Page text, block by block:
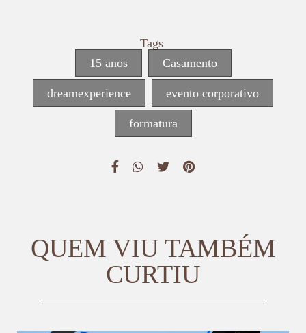
Tags
15 anos
Casamento
dreamexperience evento corporativo
formatura
QUEM VIU TAMBÉM
CURTIU